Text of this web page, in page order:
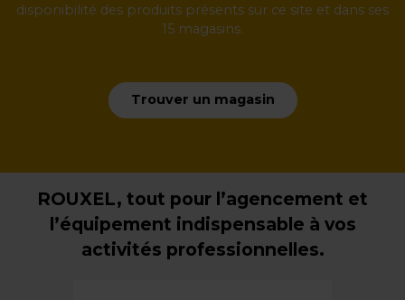
disponibilité des produits présents sur ce site et dans ses
15 magasins.
Trouver un magasin
ROUXEL, tout pour l’agencement et
l’équipement indispensable à vos
activités professionnelles.